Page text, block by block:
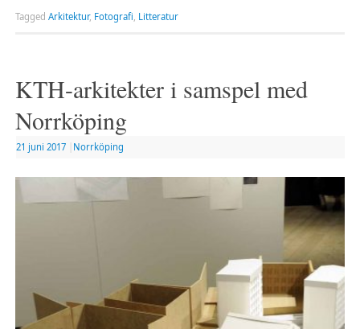
Tagged Arkitektur, Fotografi Litteratur
KTH-arkitekter i samspel med
Norrköping
21 juni 2017 Norrköping